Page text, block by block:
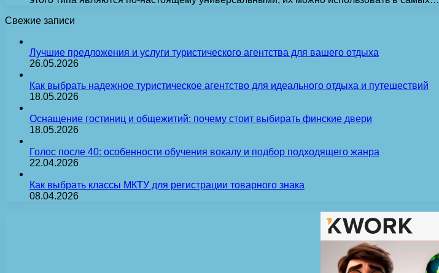
Свежие записи
Лучшие предложения и услуги туристического агентства для вашего отдыха
26.05.2026
Как выбрать надежное туристическое агентство для идеального отдыха и путешествий
18.05.2026
Оснащение гостиниц и общежитий: почему стоит выбирать финские двери
18.05.2026
Голос после 40: особенности обучения вокалу и подбор подходящего жанра
22.04.2026
Как выбрать классы МКТУ для регистрации товарного знака
08.04.2026